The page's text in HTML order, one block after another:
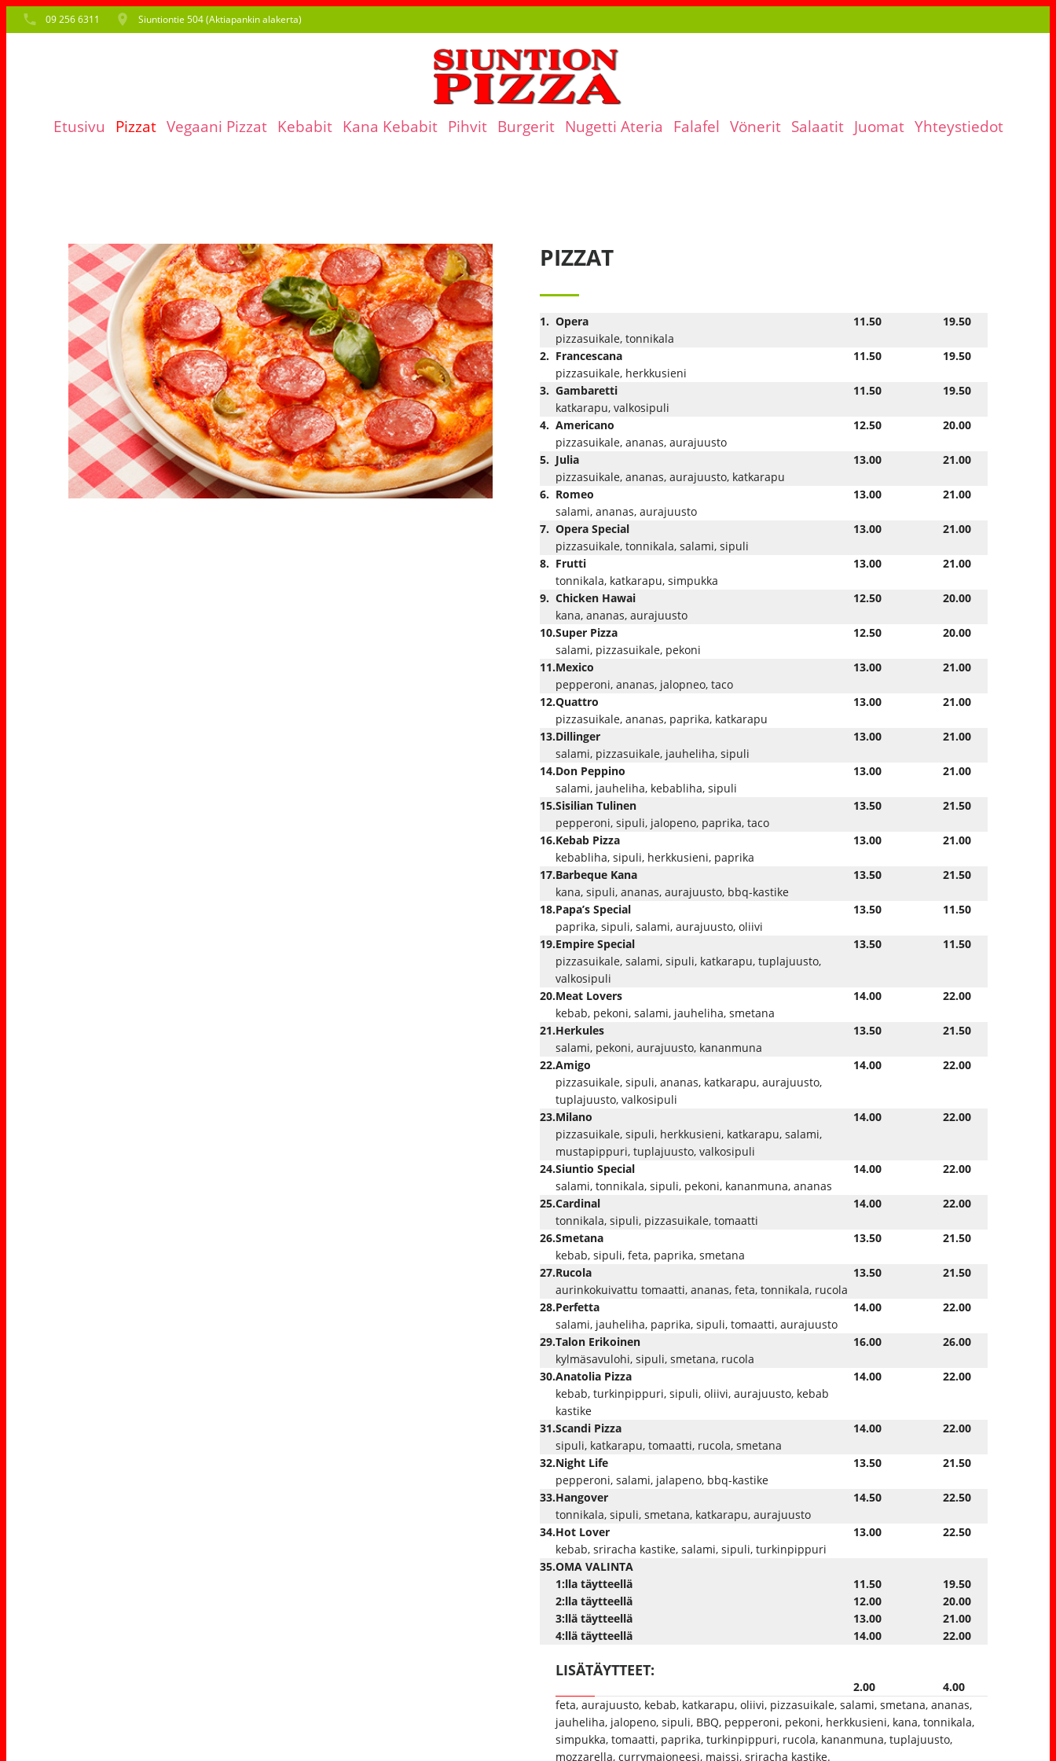
09 256 6311 Siuntiontie 504 (Aktiapankin alakerta)
Etusivu Pizzat Vegaani Pizzat Kebabit Kana Kebabit Pihvit Burgerit Nugetti Ateria Falafel Vönerit Salaatit Juomat Yhteystiedot
PIZZAT
1. Opera 11.50
19.50
pizzasuikale, tonnikala
2. Francescana 11.50
19.50
pizzasuikale, herkkusieni
3. Gambaretti 11.50
19.50
katkarapu, valkosipuli
4. Americano 12.50
20.00
pizzasuikale, ananas, aurajuusto
5. Julia 13.00
21.00
pizzasuikale, ananas, aurajuusto, katkarapu
6. Romeo 13.00
21.00
salami, ananas, aurajuusto
7. Opera Special 13.00
21.00
pizzasuikale, tonnikala, salami, sipuli
8. Frutti 13.00
21.00
tonnikala, katkarapu, simpukka
9. Chicken Hawai 12.50
20.00
kana, ananas, aurajuusto
10.Super Pizza 12.50
20.00
salami, pizzasuikale, pekoni
11.Mexico 13.00
21.00
pepperoni, ananas, jalopneo, taco
12.Quattro 13.00
21.00
pizzasuikale, ananas, paprika, katkarapu
13.Dillinger 13.00
21.00
salami, pizzasuikale, jauheliha, sipuli
14.Don Peppino 13.00
21.00
salami, jauheliha, kebabliha, sipuli
15.Sisilian Tulinen 13.50
21.50
pepperoni, sipuli, jalopeno, paprika, taco
16.Kebab Pizza 13.00
21.00
kebabliha, sipuli, herkkusieni, paprika
17.Barbeque Kana 13.50
21.50
kana, sipuli, ananas, aurajuusto, bbq-kastike
18.Papa’s Special 13.50
11.50
paprika, sipuli, salami, aurajuusto, oliivi
19.Empire Special 13.50
11.50
pizzasuikale, salami, sipuli, katkarapu, tuplajuusto,
valkosipuli
20.Meat Lovers 14.00
22.00
kebab, pekoni, salami, jauheliha, smetana
21.Herkules 13.50
21.50
salami, pekoni, aurajuusto, kananmuna
22.Amigo 14.00
22.00
pizzasuikale, sipuli, ananas, katkarapu, aurajuusto,
tuplajuusto, valkosipuli
23.Milano 14.00
22.00
pizzasuikale, sipuli, herkkusieni, katkarapu, salami,
mustapippuri, tuplajuusto, valkosipuli
24.Siuntio Special 14.00
22.00
salami, tonnikala, sipuli, pekoni, kananmuna, ananas
25.Cardinal 14.00
22.00
tonnikala, sipuli, pizzasuikale, tomaatti
26.Smetana 13.50
21.50
kebab, sipuli, feta, paprika, smetana
27.Rucola 13.50
21.50
aurinkokuivattu tomaatti, ananas, feta, tonnikala, rucola
28.Perfetta 14.00
22.00
salami, jauheliha, paprika, sipuli, tomaatti, aurajuusto
29.Talon Erikoinen 16.00
26.00
kylmäsavulohi, sipuli, smetana, rucola
30.Anatolia Pizza 14.00
22.00
kebab, turkinpippuri, sipuli, oliivi, aurajuusto, kebab
kastike
31.Scandi Pizza 14.00
22.00
sipuli, katkarapu, tomaatti, rucola, smetana
32.Night Life 13.50
21.50
pepperoni, salami, jalapeno, bbq-kastike
33.Hangover 14.50
22.50
tonnikala, sipuli, smetana, katkarapu, aurajuusto
34.Hot Lover 13.00
22.50
kebab, sriracha kastike, salami, sipuli, turkinpippuri
35.OMA VALINTA
1:lla täytteellä
11.50
19.50
2:lla täytteellä
12.00
20.00
3:llä täytteellä
13.00
21.00
4:llä täytteellä
14.00 22.00
LISÄTÄYTTEET:
2.00
4.00
feta, aurajuusto, kebab, katkarapu, oliivi, pizzasuikale, salami, smetana, ananas,
jauheliha, jalopeno, sipuli, BBQ, pepperoni, pekoni, herkkusieni, kana, tonnikala,
simpukka, tomaatti, paprika, turkinpippuri, rucola, kananmuna, tuplajuusto,
mozzarella, currymajoneesi, maissi, sriracha kastike.